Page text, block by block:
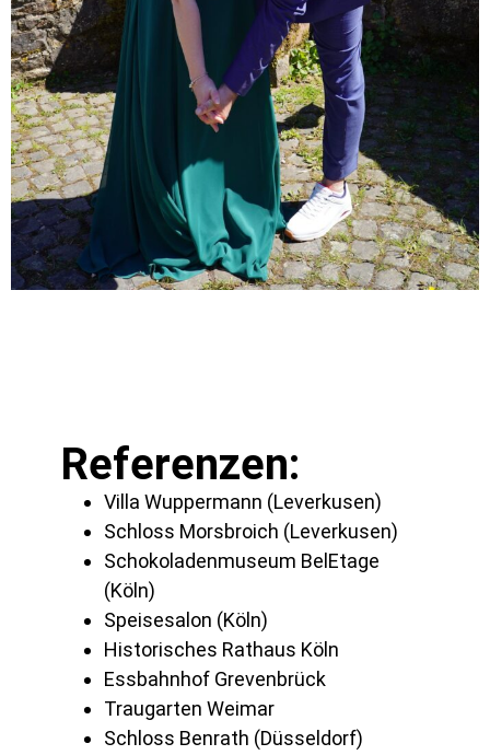
Referenzen:
Villa Wuppermann (Leverkusen)
Schloss Morsbroich (Leverkusen)
Schokoladenmuseum BelEtage
(Köln)
Speisesalon (Köln)
Historisches Rathaus Köln
Essbahnhof Grevenbrück
Traugarten Weimar
Schloss Benrath (Düsseldorf)